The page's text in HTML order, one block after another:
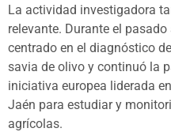
La actividad investigadora
relevante. Durante el
centrado en el diagnóstico
savia de olivo y continuó la
iniciativa europea liderada
Jaén para estudiar y
agrícolas.